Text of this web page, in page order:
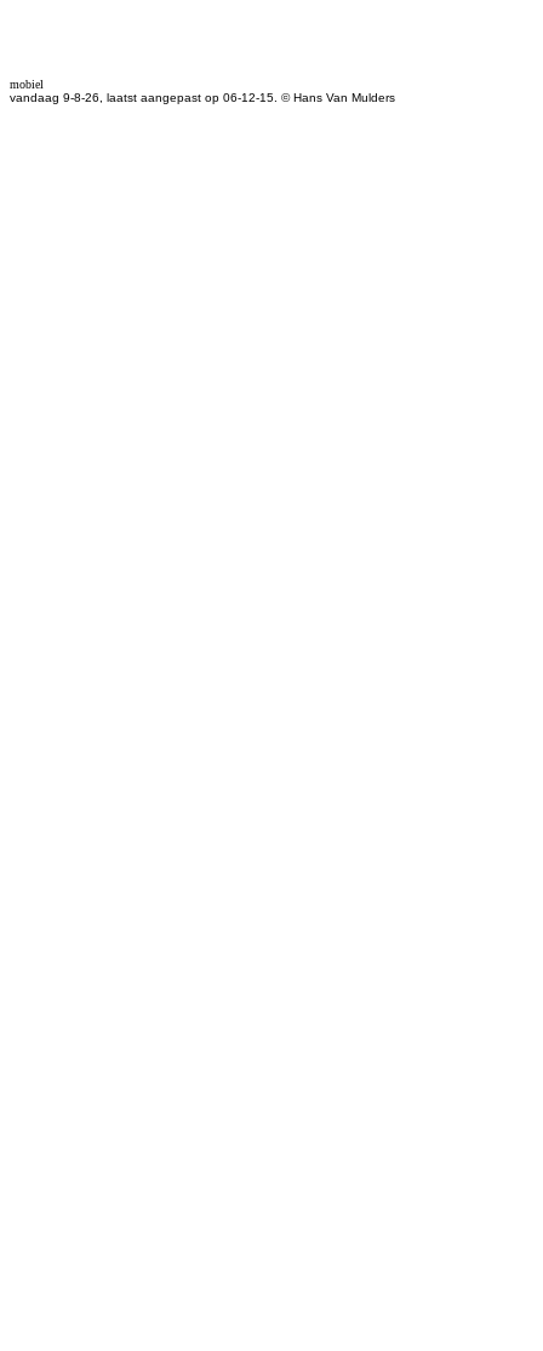
mobiel
vandaag 9-8-26, laatst aangepast op 06-12-15. © Hans Van Mulders